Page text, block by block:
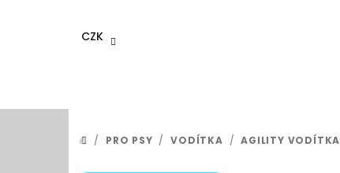
CZK
DOMŮ
/ PRO PSY / VODÍTKA / AGILITY VODÍTKA